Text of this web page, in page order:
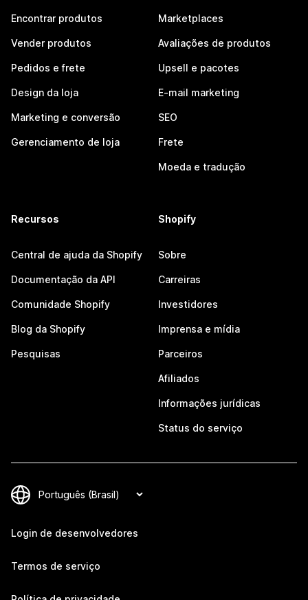
Encontrar produtos
Vender produtos
Pedidos e frete
Design da loja
Marketing e conversão
Gerenciamento de loja
Marketplaces
Avaliações de produtos
Upsell e pacotes
E-mail marketing
SEO
Frete
Moeda e tradução
Recursos
Central de ajuda da Shopify
Documentação da API
Comunidade Shopify
Blog da Shopify
Pesquisas
Shopify
Sobre
Carreiras
Investidores
Imprensa e mídia
Parceiros
Afiliados
Informações jurídicas
Status do serviço
Login de desenvolvedores
Termos de serviço